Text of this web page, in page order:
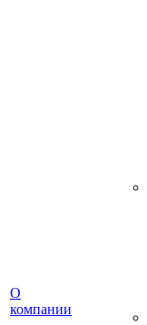
О
компании